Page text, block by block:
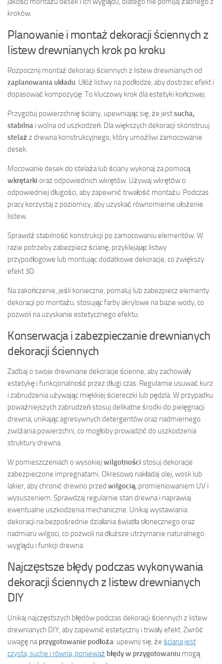
kroków.
Planowanie i montaż dekoracji ściennych z
listew drewnianych krok po kroku
Rozpocznij montaż dekoracji ściennych z listew drewnianych od
zaplanowania układu . Ułóż listwy na podłodze, aby dostrzec efekt i
dopasować kompozycję. To kluczowy krok dla estetyki końcowej.
Przygotuj powierzchnię ściany, upewniając się, że jestsucha,
stabilna i wolna od uszkodzeń. Dla większych dekoracji skonstruuj
stelaż z drewna konstrukcyjnego, który umożliwi zamocowanie
desek.
Mocowanie desek do stelaża lub ściany wykonaj za pomocą
wkrętarki oraz odpowiednich wkrętów. Używaj wkrętów o
odpowiedniej długości, aby zapewnić trwałość montażu. Podczas
pracy korzystaj z poziomicy, aby uzyskać równomierne ułożenie
listew.
Sprawdź stabilność konstrukcji po zamocowaniu elementów. W
razie potrzeby zabezpiecz ścianę, przyklejając listwy
przypodłogowe lub montując dodatkowe dekoracje, co zwiększy
efekt 3D.
Na zakończenie, jeśli konieczne, pomaluj lub zabezpiecz elementy
dekoracji po montażu, stosując farby akrylowe na bazie wody, co
pozwoli na uzyskanie estetycznego efektu.
Konserwacja i zabezpieczanie drewnianych
dekoracji ściennych
Zadbaj o swoje drewniane dekoracje ścienne, aby zachowały
estetykę i funkcjonalność przez długi czas. Regularnie usuwać kurz
i zabrudzenia używając miękkiej ściereczki lub pędzla. W przypadku
poważniejszych zabrudzeń stosuj delikatne środki do pielęgnacji
drewna, unikając agresywnych detergentów oraz nadmiernego
zwilżania powierzchni, co mogłoby prowadzić do uszkodzenia
struktury drewna.
W pomieszczeniach o wysokiej wilgotności stosuj dekoracje
zabezpieczone impregnatami. Okresowo nakładaj olej, wosk lub
lakier, aby chronić drewno przed wilgocią , promieniowaniem UV i
wysuszeniem. Sprawdzaj regularnie stan drewna i naprawiaj
ewentualne uszkodzenia mechaniczne. Unikaj wystawiania
dekoracji na bezpośrednie działania światła słonecznego oraz
nadmiaru wilgoci, co pozwoli na dłuższe utrzymanie naturalnego
wyglądu i funkcji drewna.
Najczęstsze błędy podczas wykonywania
dekoracji ściennych z listew drewnianych
DIY
Unikaj najczęstszych błędów podczas dekoracji ściennych z listew
drewnianych DIY, aby zapewnić estetyczny i trwały efekt. Zwróć
uwagę na przygotowanie podłoża: upewnij się, że ściana jest
czysta, suche i równa, ponieważ błędy w przygotowaniu mogą